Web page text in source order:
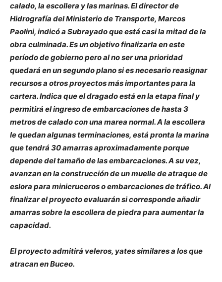
calado, la escollera y las marinas. El director de
Hidrografía del Ministerio de Transporte, Marcos
Paolini, indicó a Subrayado que está casi la mitad de la
obra culminada. Es un objetivo finalizarla en este
período de gobierno pero al no ser una prioridad
quedará en un segundo plano si es necesario reasignar
recursos a otros proyectos más importantes para la
cartera. Indica que el dragado está en la etapa final y
permitirá el ingreso de embarcaciones de hasta 3
metros de calado con una marea normal. A la escollera
le quedan algunas terminaciones, está pronta la marina
que tendrá 30 amarras aproximadamente porque
depende del tamaño de las embarcaciones. A su vez,
avanzan en la construcción de un muelle de atraque de
eslora para minicruceros o embarcaciones de tráfico. Al
finalizar el proyecto evaluarán si corresponde añadir
amarras sobre la escollera de piedra para aumentar la
capacidad.
El proyecto admitirá veleros, yates similares a los que
atracan en Buceo.